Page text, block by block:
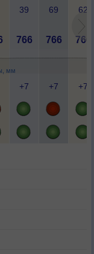
мм
39 69 62
766 766 766
+7 +7 +7